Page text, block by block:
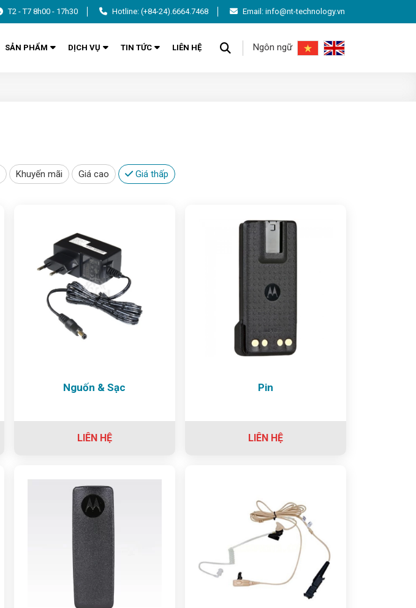
T2 - T7 8h00 - 17h30 Hotline:(+84-24).6664.7468 Email: info@nt-technology.vn
SẢN PHẨM DỊCH VỤ TIN TỨC LIÊN HỆ Ngôn ngữ
Khuyến mãi Giá cao Giá thấp
Nguốn & Sạc
LIÊN HỆ
Pin
LIÊN HỆ